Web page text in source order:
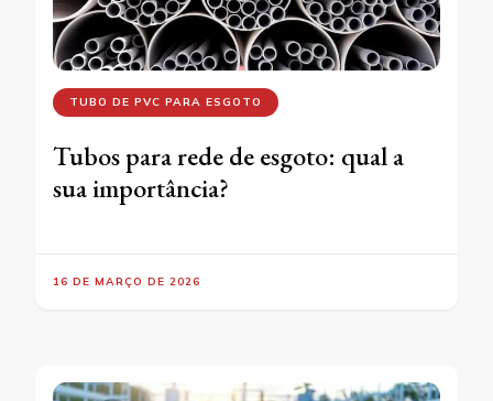
TUBO DE PVC PARA ESGOTO
Tubos para rede de esgoto: qual a
sua importância?
16 DE MARÇO DE 2026